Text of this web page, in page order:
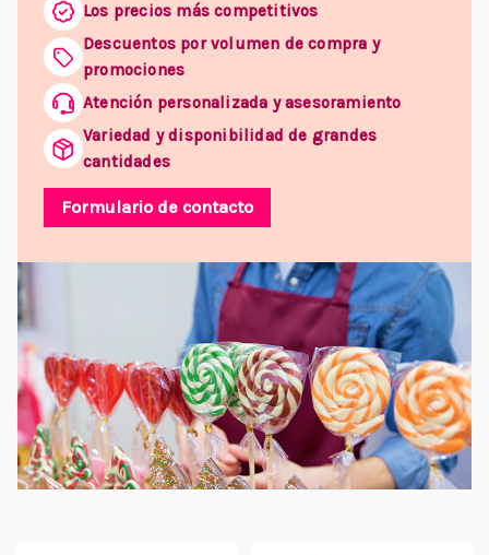
Los precios más competitivos
Descuentos por volumen de compra y
promociones
Atención personalizada y asesoramiento
Variedad y disponibilidad de grandes
cantidades
Formulario de contacto